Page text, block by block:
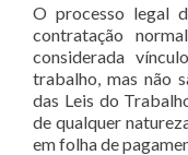
O processo legal
contratação
considerada
trabalho, mas não
das Leis do
de qualquer
em folha de